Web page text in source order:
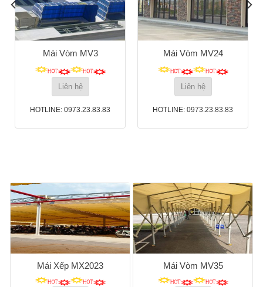
Mái Vòm MV3
Liên hệ
HOTLINE: 0973.23.83.83
Mái Vòm MV24
Liên hệ
HOTLINE: 0973.23.83.83
Mái Xếp MX2023 Mái Vòm MV35